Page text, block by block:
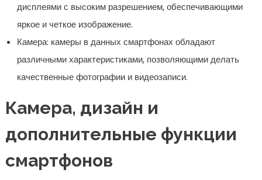
дисплеями с высоким разрешением, обеспечивающими
яркое и четкое изображение.
Камера: камеры в данных смартфонах обладают
различными характеристиками, позволяющими делать
качественные фотографии и видеозаписи.
Камера, дизайн и
дополнительные функции
смартфонов